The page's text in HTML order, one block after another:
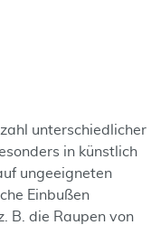
unterschiedlicher
in künstlich
ungeeigneten
Einbußen
B. die Raupen von